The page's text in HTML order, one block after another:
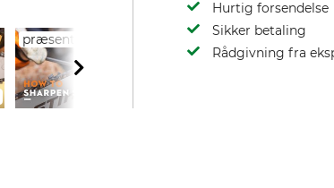
præsentation
Hurtig forsendelse
Sikker betaling
Rådgivning fra